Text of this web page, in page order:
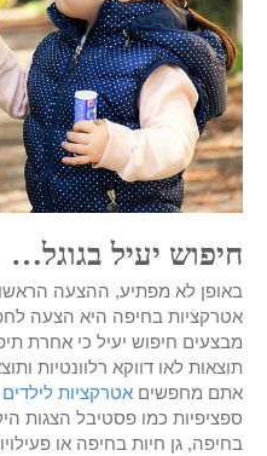
חיפוש יעיל בגוגל…
באופן לא מפתיע, ההצעה
אטרקציות בחיפה היא הצעה
מבצעים חיפוש יעיל כי אחרת
תוצאות לאו דווקא רלוונטיות
אתם מחפשים אטרקציות
ספציפיות כמו פסטיבל הצגות
בחיפה, גן חיות בחיפה או